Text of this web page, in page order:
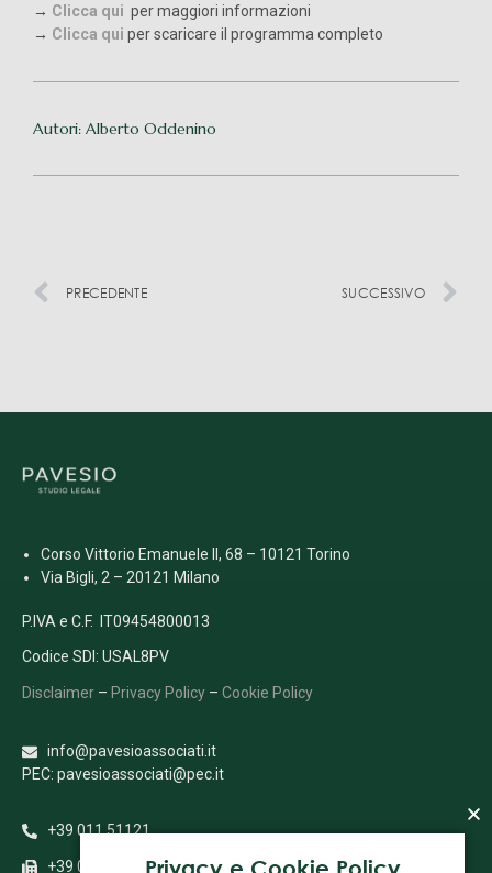
→ Clicca qui per maggiori informazioni
→ Clicca qui per scaricare il programma completo
Autori: Alberto Oddenino
PRECEDENTE SUCCESSIVO
Corso Vittorio Emanuele II, 68 – 10121 Torino
Via Bigli, 2 – 20121 Milano
P.IVA e C.F. IT09454800013
Codice SDI: USAL8PV
Disclaimer – Privacy Policy – Cookie Policy
info@pavesioassociati.it
PEC: pavesioassociati@pec.it
+39 011 51121
+39 011 5112333Privacy e Cookie Policy